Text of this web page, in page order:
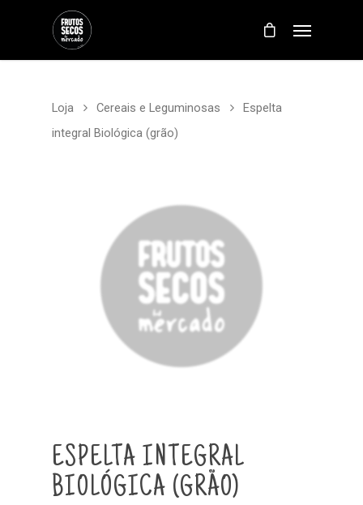
Loja Cereais e Leguminosas
Espelta
integral Biológica (grão)
ESPELTA INTEGRAL
BIOLÓGICA (GRÃO)